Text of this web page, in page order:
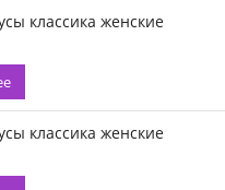
классика женские
классика женские